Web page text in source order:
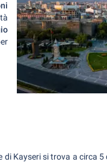
di Kayseri si trova a circa